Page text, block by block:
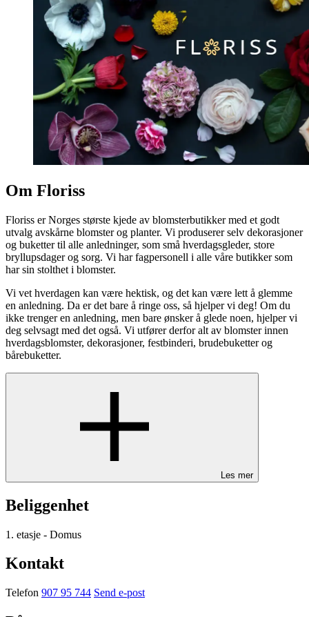
Om Floriss
Floriss er Norges største kjede av blomsterbutikker med et godt
utvalg avskårne blomster og planter. Vi produserer selv dekorasjoner
og buketter til alle anledninger, som små hverdagsgleder, store
bryllupsdager og sorg. Vi har fagpersonell i alle våre butikker som
har sin stolthet i blomster.
Vi vet hverdagen kan være hektisk, og det kan være lett å glemme
en anledning. Da er det bare å ringe oss, så hjelper vi deg! Om du
ikke trenger en anledning, men bare ønsker å glede noen, hjelper vi
deg selvsagt med det også. Vi utfører derfor alt av blomster innen
hverdagsblomster, dekorasjoner, festbinderi, brudebuketter og
bårebuketter.
Les mer
Beliggenhet
1. etasje - Domus
Kontakt
Telefon 907 95 744 Send e-post